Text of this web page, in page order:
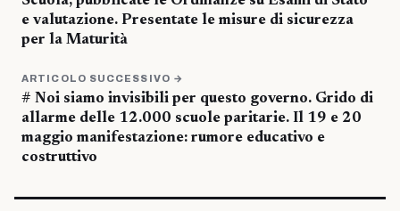
e valutazione. Presentate le misure di sicurezza
per la Maturità
ARTICOLO SUCCESSIVO →
# Noi siamo invisibili per questo governo. Grido di
allarme delle 12.000 scuole paritarie. Il 19 e 20
maggio manifestazione: rumore educativo e
costruttivo